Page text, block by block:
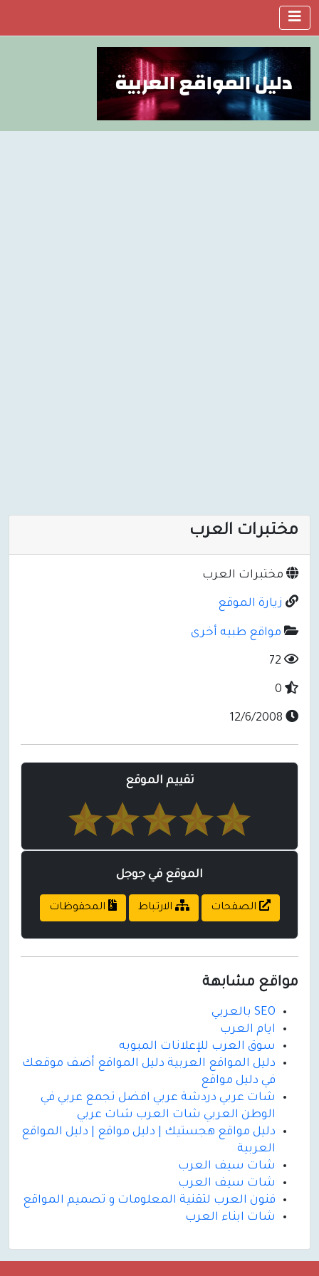
مختبرات العرب
مختبرات العرب
زيارة الموقع
مواقع طبيه أخرى
تقييم الموقع
الموقع في جوجل
الصفحات الارتباط المحفوظات
مواقع مشابهة
SEO بالعربي
ايام العرب
سوق العرب للإعلانات المبوبه
دليل المواقع العربية دليل المواقع أضف موقعك
في دليل مواقع
شات عربي دردشة عربي افضل تجمع عربي في
الوطن العربي شات العرب شات عربي
دليل مواقع هجستيك | دليل مواقع | دليل المواقع
العربية
شات سيف العرب
شات سيف العرب
فنون العرب لتقنية المعلومات و تصميم المواقع
شات ابناء العرب